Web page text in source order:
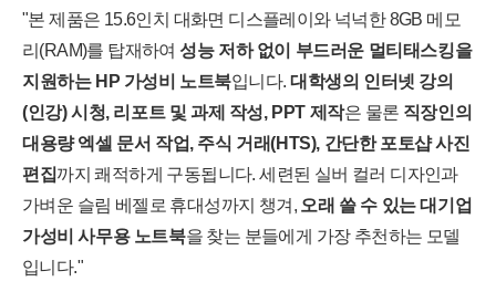
"본 제품은 15.6인치 대화면 디스플레이와 넉넉한 8GB 메모
리(RAM)를 탑재하여 성능 저하 없이 부드러운 멀티태스킹을
지원하는 HP 가성비 노트북입니다.대학생의 인터넷 강의
(인강) 시청, 리포트 및 과제 작성, PPT 제작은 물론 직장인의
대용량 엑셀 문서 작업, 주식 거래(HTS), 간단한 포토샵 사진
편집까지 쾌적하게 구동됩니다. 세련된 실버 컬러 디자인과
가벼운 슬림 베젤로 휴대성까지 챙겨, 오래 쓸 수 있는 대기업
가성비 사무용 노트북을 찾는 분들에게 가장 추천하는 모델
입니다."